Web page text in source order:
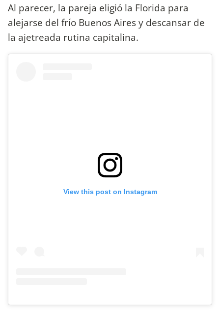
Al parecer, la pareja eligió la Florida para
alejarse del frío Buenos Aires y descansar de
la ajetreada rutina capitalina.
View this post on Instagram